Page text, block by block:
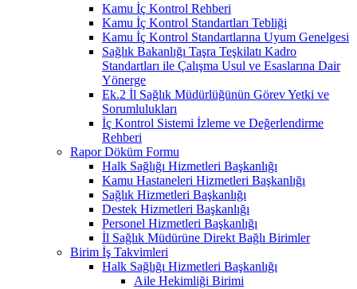
Kamu İç Kontrol Rehberi
Kamu İç Kontrol Standartları Tebliği
Kamu İç Kontrol Standartlarına Uyum Genelgesi
Sağlık Bakanlığı Taşra Teşkilatı Kadro
Standartları ile Çalışma Usul ve Esaslarına Dair
Yönerge
Ek.2 İl Sağlık Müdürlüğünün Görev Yetki ve
Sorumlulukları
İç Kontrol Sistemi İzleme ve Değerlendirme
Rehberi
Rapor Döküm Formu
Halk Sağlığı Hizmetleri Başkanlığı
Kamu Hastaneleri Hizmetleri Başkanlığı
Sağlık Hizmetleri Başkanlığı
Destek Hizmetleri Başkanlığı
Personel Hizmetleri Başkanlığı
İl Sağlık Müdürüne Direkt Bağlı Birimler
Birim İş Takvimleri
Halk Sağlığı Hizmetleri Başkanlığı
Aile Hekimliği Birimi